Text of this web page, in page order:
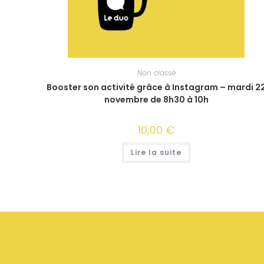
Non classé
Booster son activité grâce à Instagram – mardi
novembre de 8h30 à 10h
10,00 €
Lire la suite